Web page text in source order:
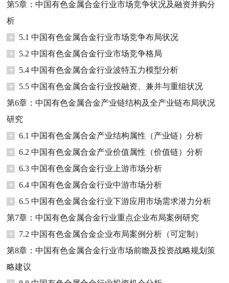
第5章：中国有色金属合金行业市场竞争状况及融资并购分
析
+
5.1 中国有色金属合金行业市场竞争布局状况
+
5.2 中国有色金属合金行业市场竞争格局
+
5.4 中国有色金属合金行业波特五力模型分析
+
5.5 中国有色金属合金行业投融资、兼并与重组状况
第6章：中国有色金属合金产业链结构及全产业链布局状况
研究
+
6.1 中国有色金属合金产业结构属性（产业链）分析
+
6.2 中国有色金属合金产业价值属性（价值链）分析
+
6.3 中国有色金属合金行业上游市场分析
+
6.4 中国有色金属合金行业中游市场分析
+
6.5 中国有色金属合金行业下游应用市场需求潜力分析
第7章：中国有色金属合金行业重点企业布局案例研究
+
7.2 中国有色金属合金企业布局案例分析（可定制）
第8章：中国有色金属合金行业市场前瞻及投资战略规划策
略建议